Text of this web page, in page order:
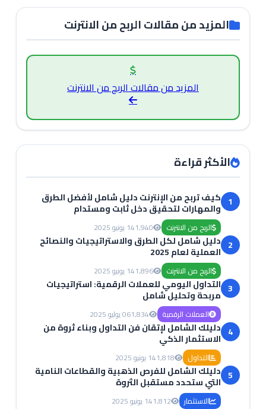
المزيد من مقالات الربح من الانترنت
المزيد من مقالات الربح من الانترنت
الأكثر قراءة
1 كيف تربح من الإنترنت دليل شامل لأفضل الطرق
والمهارات لتحقيق دخل ثابت ومستدام
الربح من الانترنت 1,94014 يونيو 2025
2 دليل شامل لكل الطرق والاستراتيجيات والنصائح
العملية لعام 2025
الربح من الانترنت 1,89614 يونيو 2025
3 التداول اليومي للعملات الرقمية: استراتيجيات
مربحة وتحليل شامل
العملات الرقمية 1,83406 يوليو 2025
4 دليلك الشامل لإتقان فن التداول وبناء ثروة من
الاستثمار الذكي
التداول 1,81814 يونيو 2025
5 دليلك الشامل للفرص الذهبية والقطاعات النامية
التي ستحدد مستقبل الثروة
الاستثمار 1,81214 يونيو 2025